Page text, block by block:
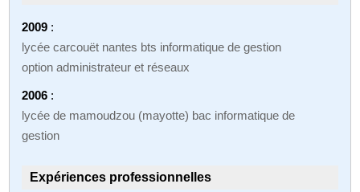
2009 :
lycée carcouët nantes bts informatique de gestion
option administrateur et réseaux
2006 :
lycée de mamoudzou (mayotte) bac informatique de
gestion
Expériences professionnelles